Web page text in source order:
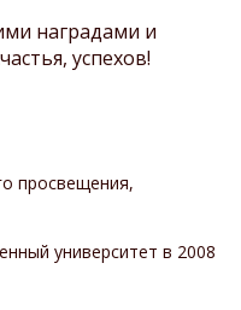
наградами и
успехов!
просвещения,
университет в 2008